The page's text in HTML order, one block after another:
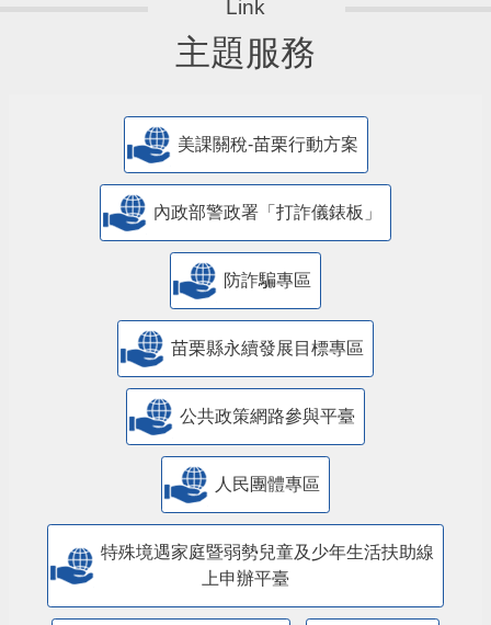
主題服務
美課關稅-苗栗行動方案
內政部警政署「打詐儀錶板」
防詐騙專區
苗栗縣永續發展目標專區
公共政策網路參與平臺
人民團體專區
特殊境遇家庭暨弱勢兒童及少年生活扶助線
上申辦平臺